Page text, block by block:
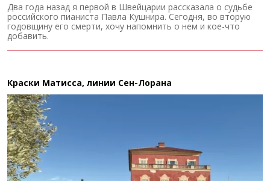
Два года назад я первой в Швейцарии рассказала о судьбе
российского пианиста Павла Кушнира. Сегодня, во вторую
годовщину его смерти, хочу напомнить о нем и кое-что
добавить.
Краски Матисса, линии Сен-Лорана